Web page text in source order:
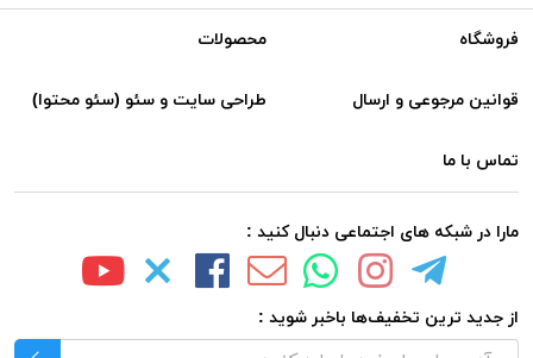
فروشگاه محصولات
قوانین مرجوعی و ارسال طراحی سایت و سئو (سئو محتوا)
تماس با ما
مارا در شبکه های اجتماعی دنبال کنید :
از جدید ترین تخفیف‌ها باخبر شوید :